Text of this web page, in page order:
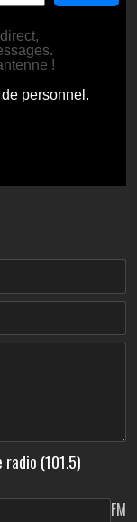
(101.5)
FM